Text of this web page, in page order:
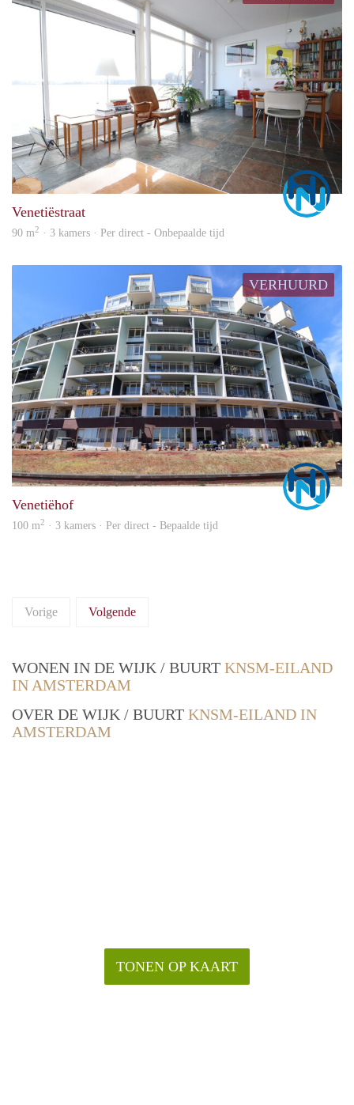
Venetiëstraat
90 m2 · 3 kamers · Per direct - Onbepaalde tijd
VERHUURD
Venetiëhof
100 m2 · 3 kamers · Per direct - Bepaalde tijd
Vorige Volgende
WONEN IN DE WIJK / BUURT KNSM-EILAND
IN AMSTERDAM
OVER DE WIJK / BUURT KNSM-EILAND IN
AMSTERDAM
TONEN OP KAART